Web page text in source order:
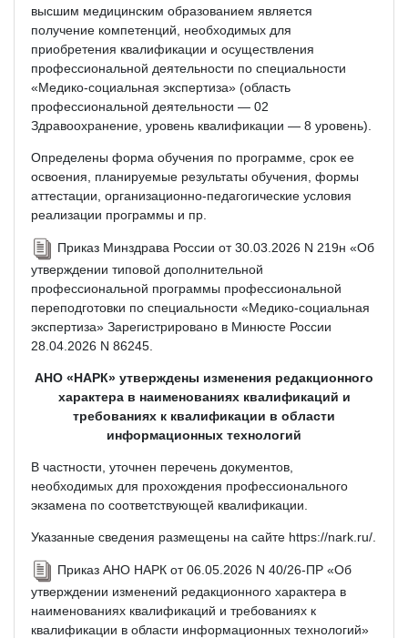
высшим медицинским образованием является
получение компетенций, необходимых для
приобретения квалификации и осуществления
профессиональной деятельности по специальности
«Медико-социальная экспертиза» (область
профессиональной деятельности — 02
Здравоохранение, уровень квалификации — 8 уровень).
Определены форма обучения по программе, срок ее
освоения, планируемые результаты обучения, формы
аттестации, организационно-педагогические условия
реализации программы и пр.
Приказ Минздрава России от 30.03.2026 N 219н «Об
утверждении типовой дополнительной
профессиональной программы профессиональной
переподготовки по специальности «Медико-социальная
экспертиза» Зарегистрировано в Минюсте России
28.04.2026 N 86245.
АНО «НАРК» утверждены изменения редакционного
характера в наименованиях квалификаций и
требованиях к квалификации в области
информационных технологий
В частности, уточнен перечень документов,
необходимых для прохождения профессионального
экзамена по соответствующей квалификации.
Указанные сведения размещены на сайте https://nark.ru/.
Приказ АНО НАРК от 06.05.2026 N 40/26-ПР «Об
утверждении изменений редакционного характера в
наименованиях квалификаций и требованиях к
квалификации в области информационных технологий»